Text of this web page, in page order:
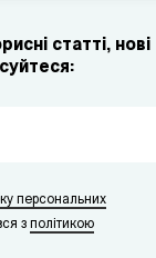
статті, нові
персональних
зполітикою